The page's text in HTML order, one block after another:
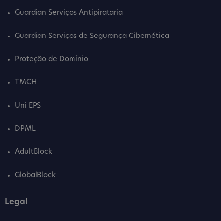
Guardian Serviços Antipirataria
Guardian Serviços de Segurança Cibernética
Proteção de Domínio
TMCH
Uni EPS
DPML
AdultBlock
GlobalBlock
Legal